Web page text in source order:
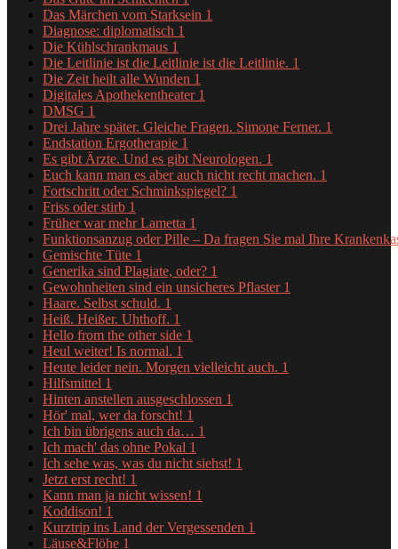
Das Märchen vom Starksein 1
Diagnose: diplomatisch 1
Die Kühlschrankmaus 1
Die Leitlinie ist die Leitlinie ist die Leitlinie. 1
Die Zeit heilt alle Wunden 1
Digitales Apothekentheater 1
DMSG 1
Drei Jahre später. Gleiche Fragen. Simone Ferner. 1
Endstation Ergotherapie 1
Es gibt Ärzte. Und es gibt Neurologen. 1
Euch kann man es aber auch nicht recht machen. 1
Fortschritt oder Schminkspiegel? 1
Friss oder stirb 1
Früher war mehr Lametta 1
Funktionsanzug oder Pille – Da fragen Sie mal Ihre
Gemischte Tüte 1
Generika sind Plagiate, oder? 1
Gewohnheiten sind ein unsicheres Pflaster 1
Haare. Selbst schuld. 1
Heiß. Heißer. Uhthoff. 1
Hello from the other side 1
Heul weiter! Is normal. 1
Heute leider nein. Morgen vielleicht auch. 1
Hilfsmittel 1
Hinten anstellen ausgeschlossen 1
Hör' mal, wer da forscht! 1
Ich bin übrigens auch da… 1
Ich mach' das ohne Pokal 1
Ich sehe was, was du nicht siehst! 1
Jetzt erst recht! 1
Kann man ja nicht wissen! 1
Koddison! 1
Kurztrip ins Land der Vergessenden 1
Läuse&Flöhe 1